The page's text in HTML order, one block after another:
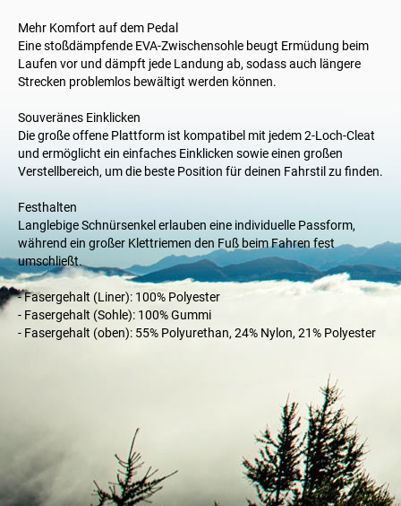
Mehr Komfort auf dem Pedal
Eine stoßdämpfende EVA-Zwischensohle beugt Ermüdung beim
Laufen vor und dämpft jede Landung ab, sodass auch längere
Strecken problemlos bewältigt werden können.
Souveränes Einklicken
Die große offene Plattform ist kompatibel mit jedem 2-Loch-Cleat
und ermöglicht ein einfaches Einklicken sowie einen großen
Verstellbereich, um die beste Position für deinen Fahrstil zu finden.
Festhalten
Langlebige Schnürsenkel erlauben eine individuelle Passform,
während ein großer Klettriemen den Fuß beim Fahren fest
umschließt.
- Fasergehalt (Liner): 100% Polyester
- Fasergehalt (Sohle): 100% Gummi
- Fasergehalt (oben): 55% Polyurethan, 24% Nylon, 21% Polyester